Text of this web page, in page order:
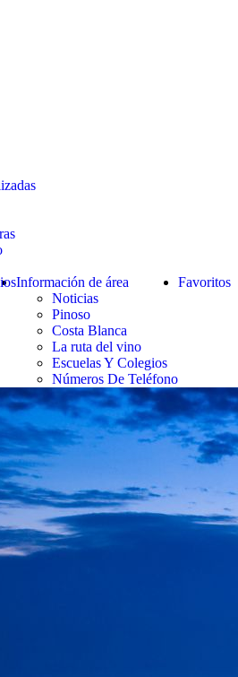
Favoritos
Información de área
Noticias
Pinoso
Costa Blanca
La ruta del vino
Escuelas Y Colegios
Números De Teléfono